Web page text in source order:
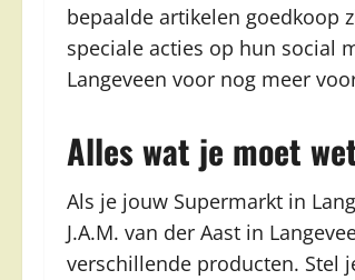
bepaalde artikelen goedkoop
speciale acties op hun social
Langeveen voor nog meer
Alles wat je moet
Als je jouw Supermarkt in
J.A.M. van der Aast in
verschillende producten. Stel